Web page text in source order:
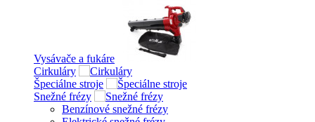
Vysávače a fukáre
Cirkuláry
Špeciálne stroje
Snežné frézy
Benzínové snežné frézy